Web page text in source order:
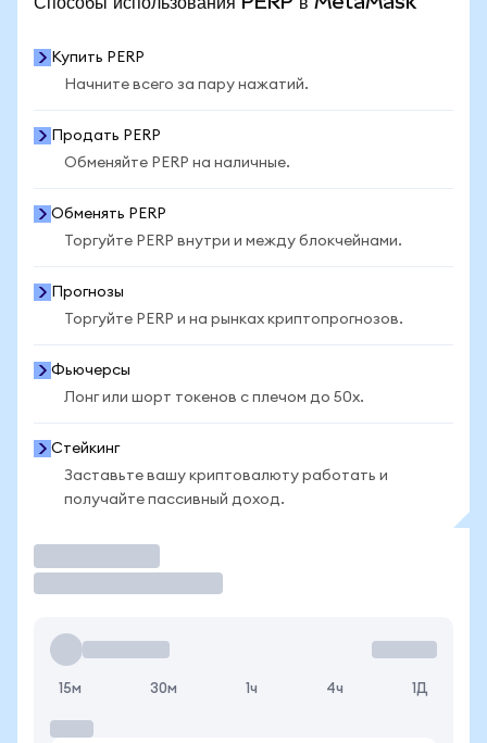
Купить PERP
Начните всего за пару нажатий.
Продать PERP
Обменяйте PERP на наличные.
Обменять PERP
Торгуйте PERP внутри и между блокчейнами.
Прогнозы
Торгуйте PERP и на рынках криптопрогнозов.
Фьючерсы
Лонг или шорт токенов с плечом до 50x.
Стейкинг
Заставьте вашу криптовалюту работать и
получайте пассивный доход.
15м 30м 1ч 4ч 1Д